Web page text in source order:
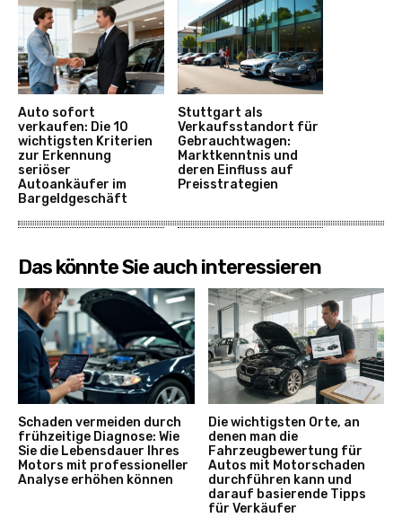
Auto sofort
verkaufen: Die 10
wichtigsten Kriterien
zur Erkennung
seriöser
Autoankäufer im
Bargeldgeschäft
Stuttgart als
Verkaufsstandort für
Gebrauchtwagen:
Marktkenntnis und
deren Einfluss auf
Preisstrategien
Das könnte Sie auch interessieren
Schaden vermeiden durch
frühzeitige Diagnose: Wie
Sie die Lebensdauer Ihres
Motors mit professioneller
Analyse erhöhen können
Die wichtigsten Orte, an
denen man die
Fahrzeugbewertung für
Autos mit Motorschaden
durchführen kann und
darauf basierende Tipps
für Verkäufer